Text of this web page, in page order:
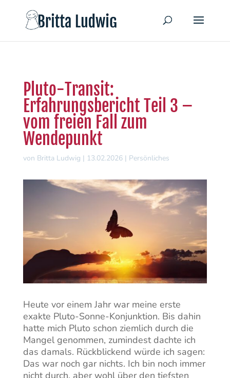
Pluto-Transit:
Erfahrungsbericht Teil 3 –
vom freien Fall zum
Wendepunkt
von Britta Ludwig | 13.02.2026| Persönliches
Heute vor einem Jahr war meine erste
exakte Pluto-Sonne-Konjunktion. Bis dahin
hatte mich Pluto schon ziemlich durch die
Mangel genommen, zumindest dachte ich
das damals. Rückblickend würde ich sagen:
Das war noch gar nichts. Ich bin noch immer
nicht durch, aber wohl über den tiefsten